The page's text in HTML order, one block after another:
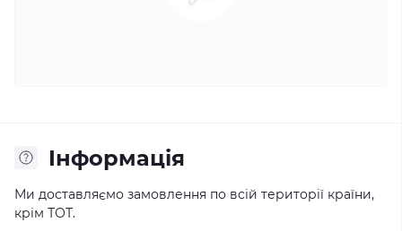
Iнформація
Ми доставляємо замовлення по всій території країни,
крім ТОТ.